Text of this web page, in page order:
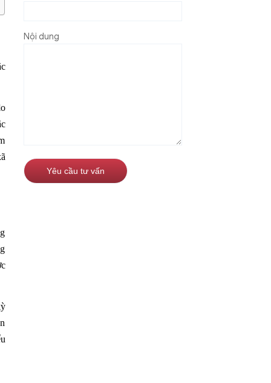
Nội dung